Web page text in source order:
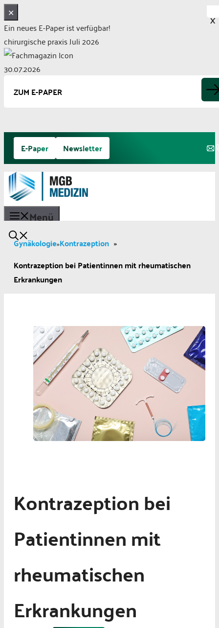
✕
Ein neues E-Paper ist verfügbar!
chirurgische praxis Juli 2026
30.07.2026
ZUM E-PAPER
Zum
Inhalt
springen
E-Paper Newsletter
Menü
Gynäkologie»Kontrazeption »
Kontrazeption bei Patientinnen mit rheumatischen
Erkrankungen
Kontrazeption bei
Patientinnen mit
rheumatischen
Erkrankungen
X